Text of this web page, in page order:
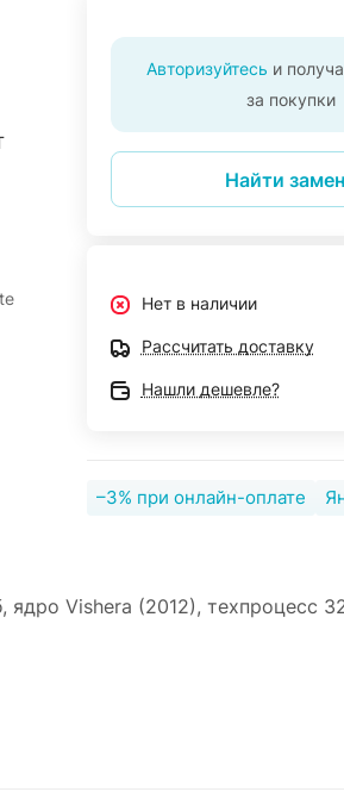
Авторизуйтесь и
за покупки
Найти
Нет в наличии
Рассчитать доставку
Нашли дешевле?
–3% при онлайн-оплате
Vishera (2012), техпроцесс